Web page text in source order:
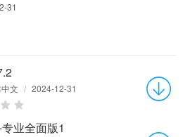
31
文 / 2024-12-31
业全面版1